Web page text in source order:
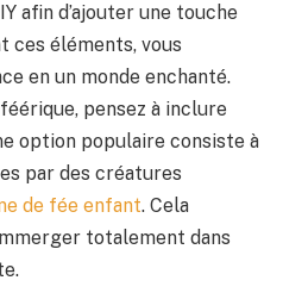
afin d’ajouter une touche
ces éléments, vous
en un monde enchanté.
pensez à inclure
option populaire consiste à
par des créatures
de fée enfant. Cela
totalement dans